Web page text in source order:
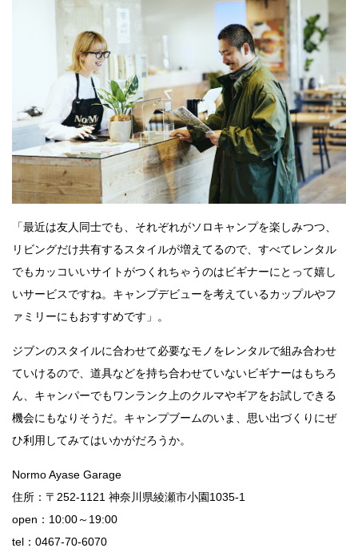
「最近は友人同士でも、それぞれがソロキャンプを楽しみつつ、
リビングだけ共有するスタイルが増えてるので、すべてレンタル
でもカッコいいサイトがつくれちゃうのはビギナーにとって嬉し
いサービスですね。キャンプデビューを考えているカップルやフ
ァミリーにもおすすめです」。
ジブンのスタイルに合わせて必要なモノをレンタルで組み合わせ
ていけるので、道具などを持ち合わせていないビギナーはもちろ
ん、キャンパーでもワンランク上のクルマやギアをお試しできる
機会にもなりそうだ。キャンプブームのいま、思い出づくりにぜ
ひ利用してみてはいかがだろうか。
Normo Ayase Garage
住所：〒252-1121 神奈川県綾瀬市小園1035-1
open：10:00～19:00
tel：0467-70-6070